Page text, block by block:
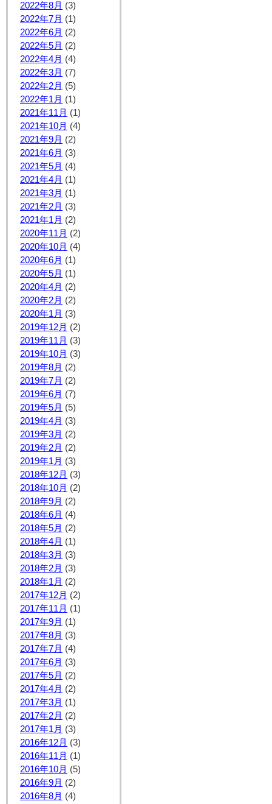
2022年8月 (3)
2022年7月 (1)
2022年6月 (2)
2022年5月 (2)
2022年4月 (4)
2022年3月 (7)
2022年2月 (5)
2022年1月 (1)
2021年11月 (1)
2021年10月 (4)
2021年9月 (2)
2021年6月 (3)
2021年5月 (4)
2021年4月 (1)
2021年3月 (1)
2021年2月 (3)
2021年1月 (2)
2020年11月 (2)
2020年10月 (4)
2020年6月 (1)
2020年5月 (1)
2020年4月 (2)
2020年2月 (2)
2020年1月 (3)
2019年12月 (2)
2019年11月 (3)
2019年10月 (3)
2019年8月 (2)
2019年7月 (2)
2019年6月 (7)
2019年5月 (5)
2019年4月 (3)
2019年3月 (2)
2019年2月 (2)
2019年1月 (3)
2018年12月 (3)
2018年10月 (2)
2018年9月 (2)
2018年6月 (4)
2018年5月 (2)
2018年4月 (1)
2018年3月 (3)
2018年2月 (3)
2018年1月 (2)
2017年12月 (2)
2017年11月 (1)
2017年9月 (1)
2017年8月 (3)
2017年7月 (4)
2017年6月 (3)
2017年5月 (2)
2017年4月 (2)
2017年3月 (1)
2017年2月 (2)
2017年1月 (3)
2016年12月 (3)
2016年11月 (1)
2016年10月 (5)
2016年9月 (2)
2016年8月 (4)